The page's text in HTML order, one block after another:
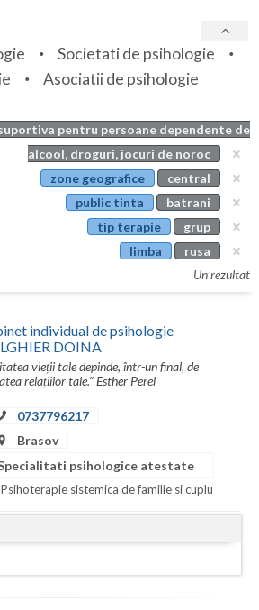
Societati de psihologie
Asociatii de psihologie
pentru persoane dependente de
alcool, droguri, jocuri de noroc
zone geografice
central
public tinta
batrani
tip terapie
grup
limba
rusa
Un rezultat
individual de psihologie
DOINA
vieții tale depinde, într-un final, de
relațiilor tale.” Esther Perel
0737796217
Brasov
psihologice atestate
Psihoterapie sistemica de familie si cuplu